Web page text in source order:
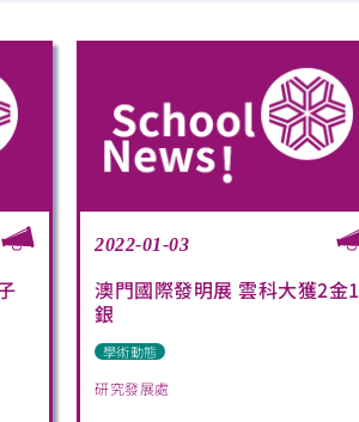
2022-01-03
澳門國際發明展 雲科大獲2金1
銀
學術動態
研究發展處